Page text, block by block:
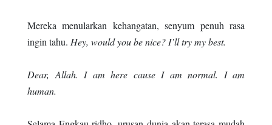
Mereka menularkan kehangatan, senyum penuh rasa
ingin tahu. Hey, would you be nice? I’ll try my best.
Dear, Allah. I am here cause I am normal. I am
human.